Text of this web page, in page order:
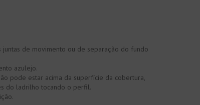
de movimento ou de separação do fundo
azulejo.
pode estar acima da superfície da cobertura,
do ladrilho tocando o perfil.